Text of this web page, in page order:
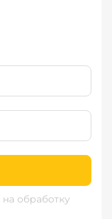
на обработку